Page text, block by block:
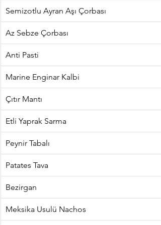
Semizotlu Ayran Aşı Çorbası
Az Sebze Çorbası
Anti Pasti
Marine Enginar Kalbi
Çıtır Mantı
Etli Yaprak Sarma
Peynir Tabalı
Patates Tava
Bezirgan
Meksika Usulü Nachos